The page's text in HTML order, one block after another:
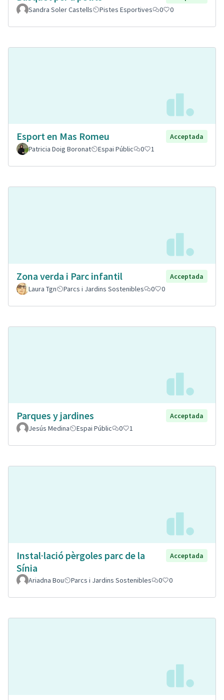
Sandra Soler Castells
Pistes Esportives 0 0
Esport en Mas Romeu
Acceptada
Patricia Doig Boronat
Espai Públic 0 1
Zona verda i Parc infantil
Acceptada
Laura Tgn
Parcs i Jardins Sostenibles 0 0
Parques y jardines
Acceptada
Jesús Medina
Espai Públic 0 1
Instal·lació pèrgoles parc de la
Sínia
Acceptada
Ariadna Bou Parcs i Jardins Sostenibles 0 0